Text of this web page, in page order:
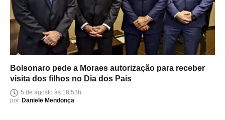
Bolsonaro pede a Moraes autorização para receber
visita dos filhos no Dia dos Pais
5 de agosto às 18:53h
por Daniele Mendonça